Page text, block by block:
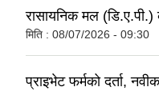
रासायनिक मल (डि.ए.पी.)
मिति : 08/07/2026 - 09:30
प्राइभेट फर्मको दर्ता,